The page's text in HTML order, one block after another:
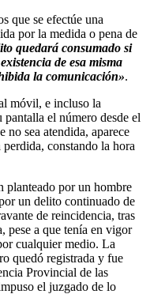
que se efectúe una
por la medida o pena de
quedará consumado si
de esa misma
la comunicación».
móvil, e incluso la
el número desde el
no sea atendida, aparece
constando la hora
planteado por un hombre
un delito continuado de
de reincidencia, tras
pese a que tenía en vigor
cualquier medio. La
quedó registrada y fue
Provincial de las
el juzgado de lo